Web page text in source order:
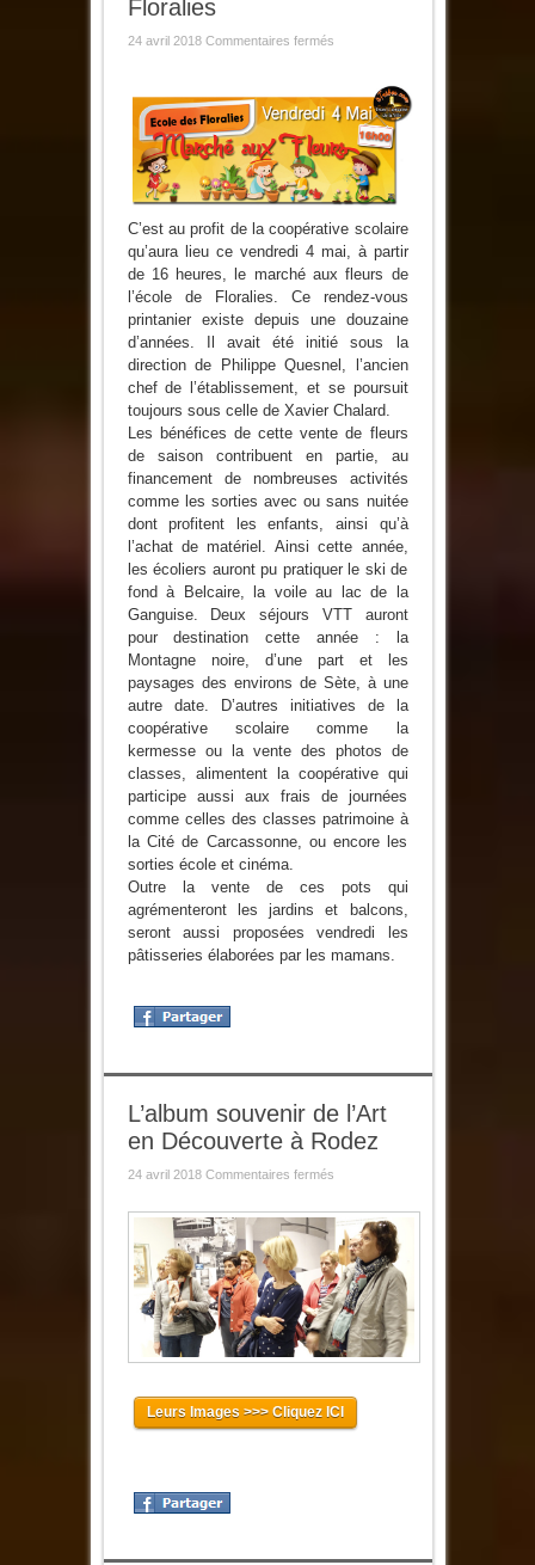
Floralies
24 avril 2018 Commentaires ferméssur
:
Marché
aux
Fleurs
de
l’école
des
Floralies
C’est au profit de la coopérative scolaire
qu’aura lieu ce vendredi 4 mai, à partir
de 16 heures, le marché aux fleurs de
l’école de Floralies. Ce rendez-vous
printanier existe depuis une douzaine
d’années. Il avait été initié sous la
direction de Philippe Quesnel, l’ancien
chef de l’établissement, et se poursuit
toujours sous celle de Xavier Chalard.
Les bénéfices de cette vente de fleurs
de saison contribuent en partie, au
financement de nombreuses activités
comme les sorties avec ou sans nuitée
dont profitent les enfants, ainsi qu’à
l’achat de matériel. Ainsi cette année,
les écoliers auront pu pratiquer le ski de
fond à Belcaire, la voile au lac de la
Ganguise. Deux séjours VTT auront
pour destination cette année : la
Montagne noire, d’une part et les
paysages des environs de Sète, à une
autre date. D’autres initiatives de la
coopérative scolaire comme la
kermesse ou la vente des photos de
classes, alimentent la coopérative qui
participe aussi aux frais de journées
comme celles des classes patrimoine à
la Cité de Carcassonne, ou encore les
sorties école et cinéma.
Outre la vente de ces pots qui
agrémenteront les jardins et balcons,
seront aussi proposées vendredi les
pâtisseries élaborées par les mamans.
L’album souvenir de l’Art
en Découverte à Rodez
24 avril 2018 Commentaires ferméssur
de
l’Art
en
Découverte
à
Rodez
Leurs Images >>> Cliquez ICI